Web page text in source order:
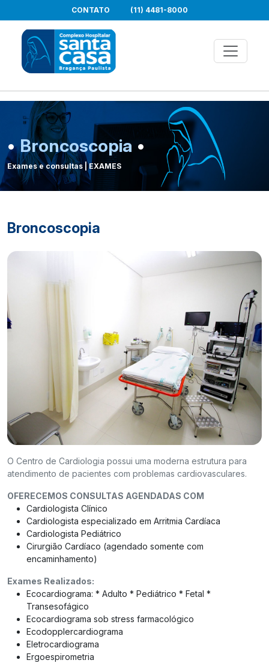
CONTATO (11) 4481-8000
• Broncoscopia •
Exames e consultas | EXAMES
Broncoscopia
O Centro de Cardiologia possui uma moderna estrutura para
atendimento de pacientes com problemas cardiovasculares.
OFERECEMOS CONSULTAS AGENDADAS COM
Cardiologista Clínico
Cardiologista especializado em Arritmia Cardíaca
Cardiologista Pediátrico
Cirurgião Cardíaco (agendado somente com
encaminhamento)
Exames Realizados:
Ecocardiograma: * Adulto * Pediátrico * Fetal *
Transesofágico
Ecocardiograma sob stress farmacológico
Ecodopplercardiograma
Eletrocardiograma
Ergoespirometria